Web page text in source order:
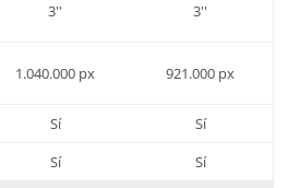
3'' 3''
1.040.000 px 921.000 px
Sí
Sí
Sí Sí